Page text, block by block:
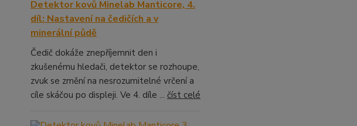
Detektor kovů Minelab Manticore, 4.
díl: Nastavení na čedičích a v
minerální půdě
Čedič dokáže znepříjemnit den i
zkušenému hledači, detektor se rozhoupe,
zvuk se změní na nesrozumitelné vrčení a
cíle skáčou po displeji. Ve 4. díle ... číst celé